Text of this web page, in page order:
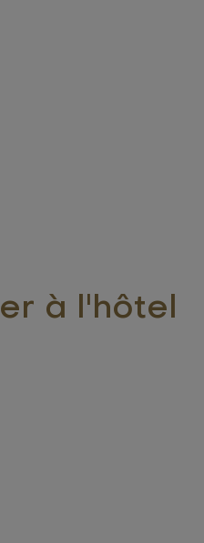
à l'hôtel